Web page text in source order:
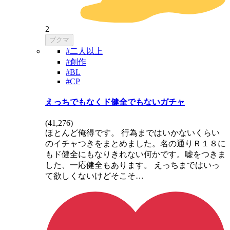
2
ブクマ
#二人以上
#創作
#BL
#CP
えっちでもなくド健全でもないガチャ
(41,276)
ほとんど俺得です。 行為まではいかないくらい
のイチャつきをまとめました。名の通りＲ１８に
もド健全にもなりきれない何かです。嘘をつきま
した、一応健全もあります。 えっちまではいっ
て欲しくないけどそこそ…